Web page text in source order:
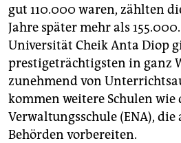
veranstaltungen
shop
fragen & hilfe
unterstützen
abo
gut 110.000 waren, zählten
Jahre später mehr als
Universität Cheik Anta Diop
prestigeträchtigsten in ganz
zunehmend von
kommen weitere Schulen
Verwaltungsschule (ENA),
Behörden vorbereiten.